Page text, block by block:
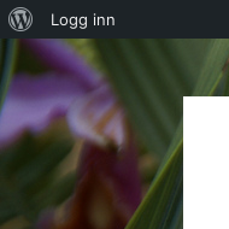
Om
WordPress
Logg inn